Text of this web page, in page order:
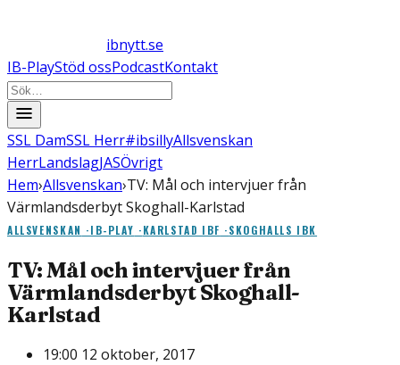
ibnytt.se
IB-PlayStöd ossPodcastKontakt
SSL DamSSL Herr#ibsillyAllsvenskan
HerrLandslagJASÖvrigt
Hem›Allsvenskan›TV: Mål och intervjuer från
Värmlandsderbyt Skoghall-Karlstad
ALLSVENSKAN ·IB-PLAY ·KARLSTAD IBF ·SKOGHALLS IBK
TV: Mål och intervjuer från
Värmlandsderbyt Skoghall-
Karlstad
19:00 12 oktober, 2017